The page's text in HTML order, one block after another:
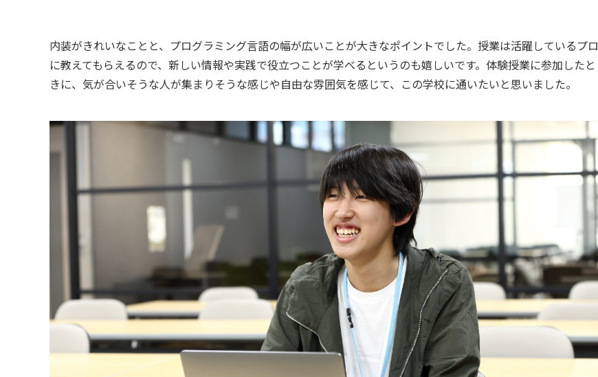
内装がきれいなことと、プログラミング言語の幅が広いことが大きなポイントでした。授業は活躍しているプロ
に教えてもらえるので、新しい情報や実践で役立つことが学べるというのも嬉しいです。体験授業に参加したと
きに、気が合いそうな人が集まりそうな感じや自由な雰囲気を感じて、この学校に通いたいと思いました。